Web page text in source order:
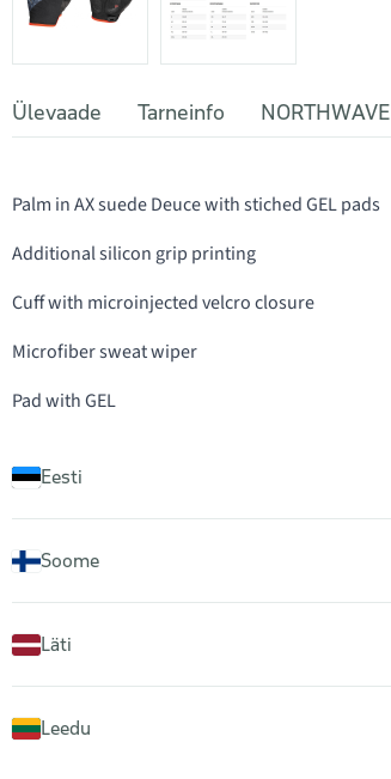
Ülevaade Tarneinfo NORTHWAVE
Palm in AX suede Deuce with stiched GEL pads
Additional silicon grip printing
Cuff with microinjected velcro closure
Microfiber sweat wiper
Pad with GEL
Eesti
Soome
Läti
Leedu